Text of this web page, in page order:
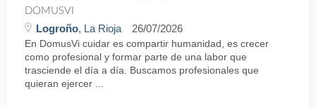
DOMUSVI
Logroño, La Rioja 26/07/2026
En DomusVi cuidar es compartir humanidad, es crecer
como profesional y formar parte de una labor que
trasciende el día a día. Buscamos profesionales que
quieran ejercer ...